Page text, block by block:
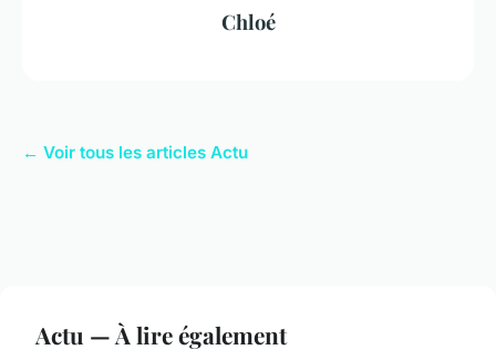
Chloé
← Voir tous les articles Actu
Actu — À lire également